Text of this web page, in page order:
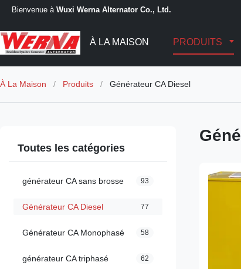
Bienvenue à Wuxi Werna Alternator Co., Ltd.
À LA MAISON PRODUITS
À La Maison / Produits / Générateur CA Diesel
Toutes les catégories
générateur CA sans brosse 93
Générateur CA Diesel 77
Générateur CA Monophasé 58
générateur CA triphasé 62